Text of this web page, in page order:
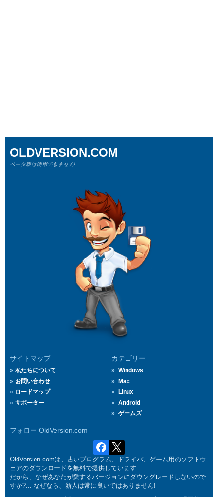
サイトマップ
私たちについて
お問い合わせ
ロードマップ
サポーター
カテゴリー
Windows
Mac
Linux
Android
ゲームズ
フォロー OldVersion.com
OLDVERSION.COM
ベータ版は使用できません!
OldVersion.comは、古いプログラム、ドライバ、ゲーム用のソフトウ
ェアのダウンロードを無料で提供しています.
だから、なぜあなたが愛するバージョンにダウングレードしないので
すか?... なぜなら、新人は常に良いではありません!